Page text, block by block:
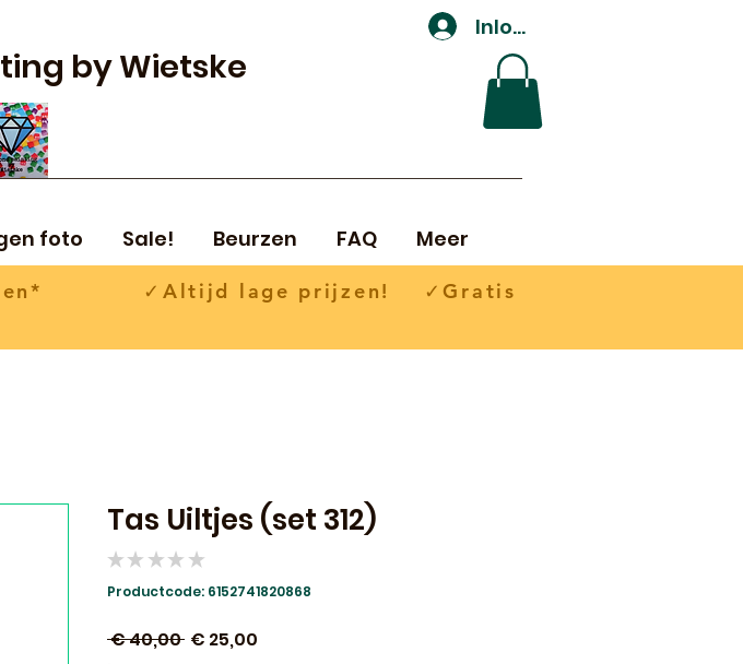
by Wietske
Inloggen
foto Sale! Beurzen FAQ Meer
✓Altijd lage prijzen! ✓Gratis
Tas Uiltjes (set 312)
★ ★ ★ ★ ★
Productcode: 6152741820868
€ 40,00 Normale
€ 25,00